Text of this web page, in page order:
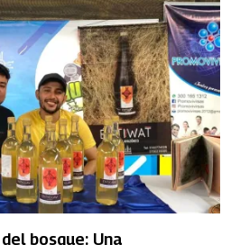
bosque: Una